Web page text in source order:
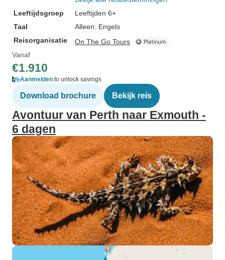
Leeftijdsgroep
Leeftijden 6+
Taal
Alleen: Engels
Reisorganisatie
On The Go Tours
Vanaf
€1.910
Aanmelden to unlock savings
Download brochure Bekijk reis
Avontuur van Perth naar Exmouth -
6 dagen